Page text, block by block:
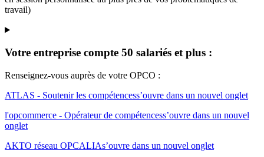
travail)
Votre entreprise compte 50 salariés et plus :
Renseignez-vous auprès de votre OPCO :
ATLAS - Soutenir les compétencess’ouvre dans un nouvel onglet
l'opcommerce - Opérateur de compétencess’ouvre dans un nouvel
onglet
AKTO réseau OPCALIAs’ouvre dans un nouvel onglet